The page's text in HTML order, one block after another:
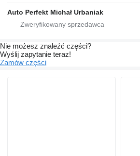
Auto Perfekt Michał Urbaniak
Nie możesz znaleźć części?
Wyślij zapytanie teraz!
Zamów części